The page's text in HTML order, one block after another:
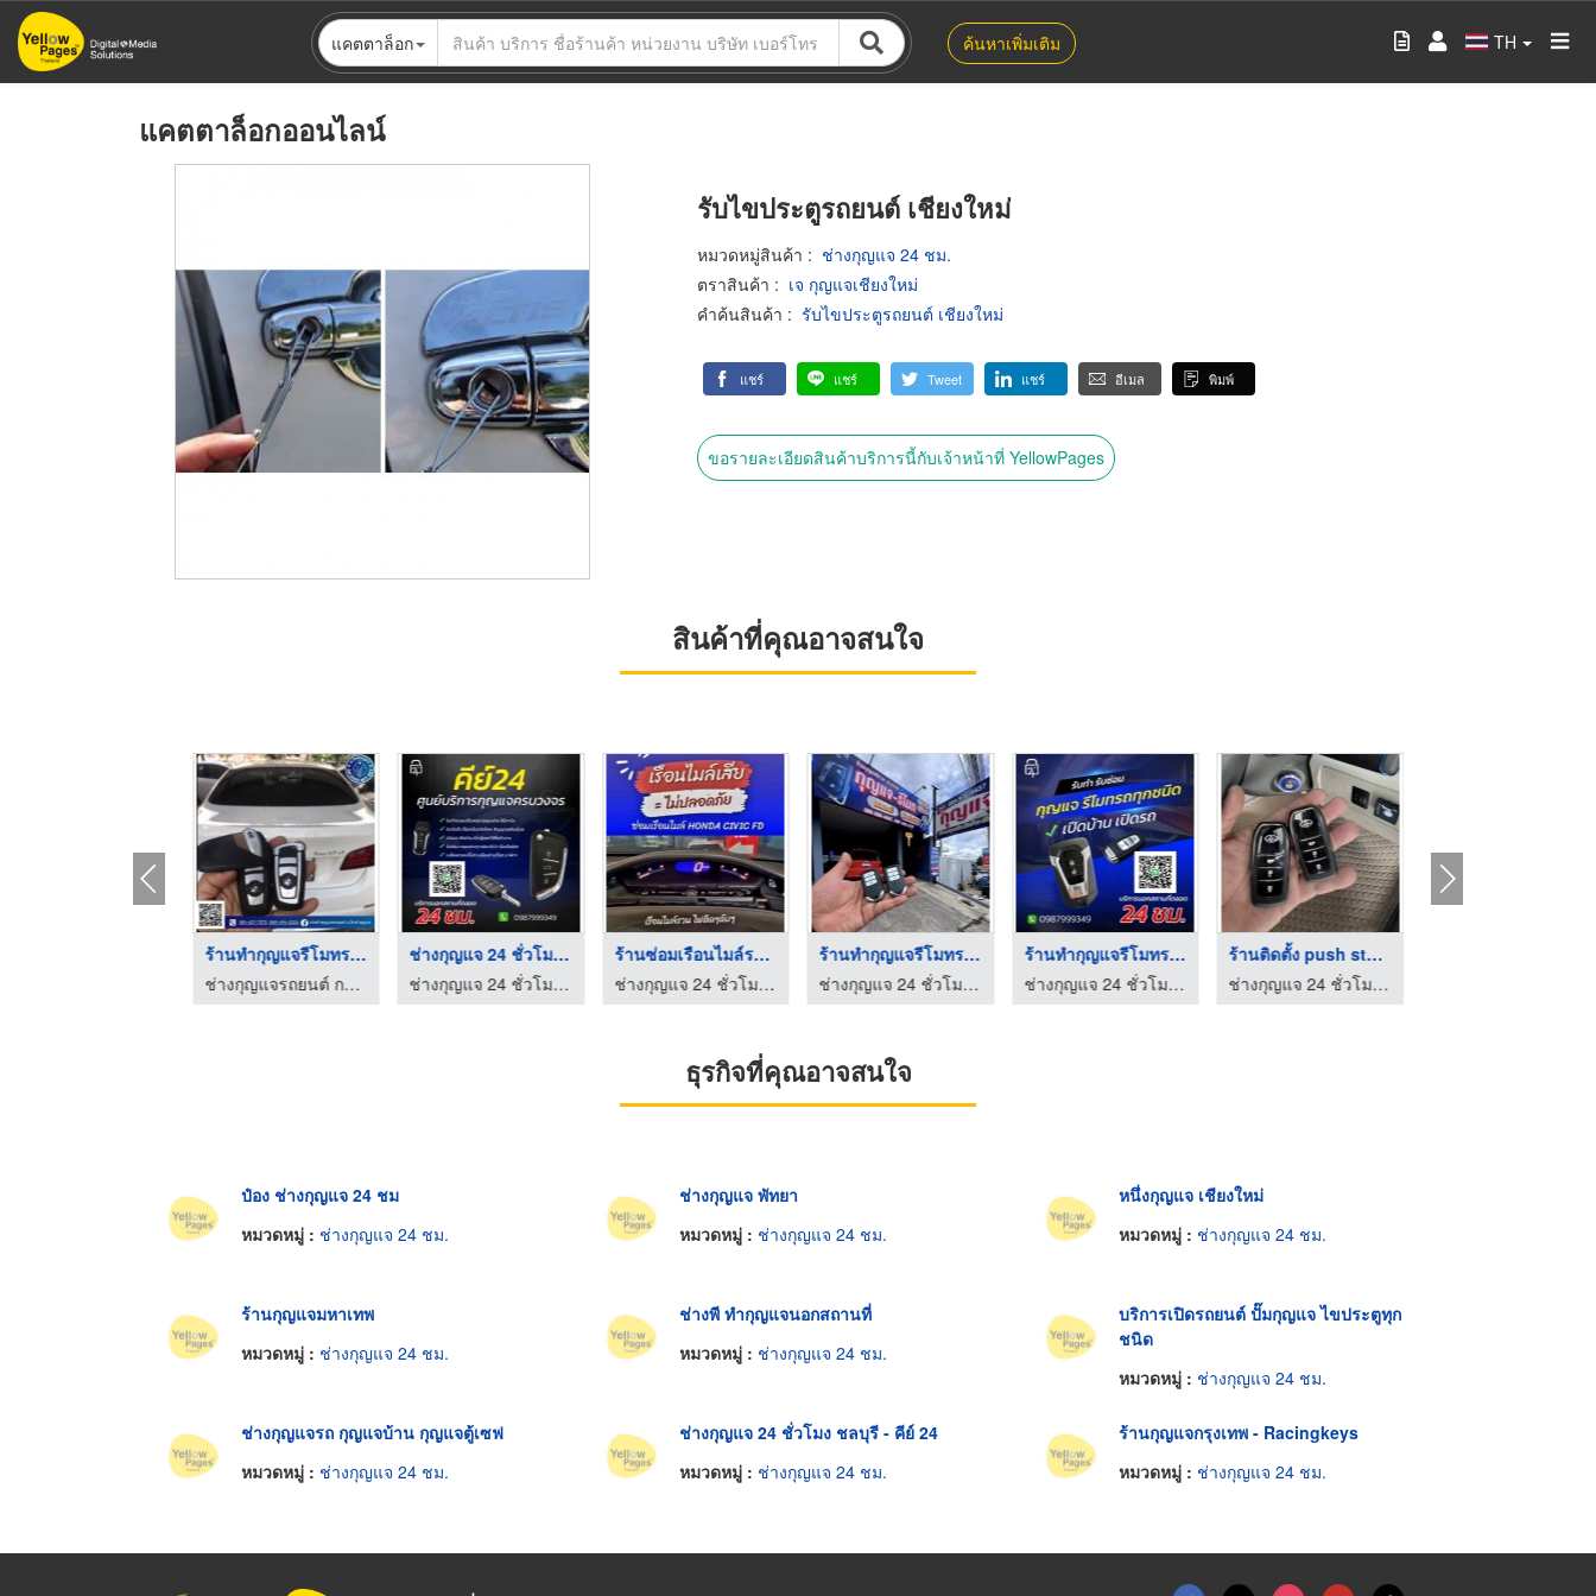
ข้าม
ไป
แคตตาล็อก ค้นหาเพิ่มเติม TH
แคตตาล็อกออนไลน์
รับไขประตูรถยนต์ เชียงใหม่
หมวดหมู่สินค้า : ช่างกุญแจ 24 ชม.
ตราสินค้า : เจ กุญแจเชียงใหม่
คำค้นสินค้า : รับไขประตูรถยนต์ เชียงใหม่
แชร์ แชร์ Tweet แชร์ อีเมล พิมพ์
ขอรายละเอียดสินค้าบริการนี้กับเจ้าหน้าที่ YellowPages
สินค้าที่คุณอาจสนใจ
ร้านทำกุญแจรีโมทรถย ...
ช่างกุญแจรถยนต์ กรุงเทพ - อ.วิทย์กุญแจ
ช่างกุญแจ 24 ชั่วโมง ...
ช่างกุญแจ 24 ชั่วโมง ชลบุรี - คีย์ 24
ร้านซ่อมเรือนไมล์รถย ...
ช่างกุญแจ 24 ชั่วโมง ชลบุรี - คีย์ 24
ร้านทํากุญแจรีโมทรถย ...
ช่างกุญแจ 24 ชั่วโมง ชลบุรี - คีย์ 24
ร้านทํากุญแจรีโมทรถย ...
ช่างกุญแจ 24 ชั่วโมง ชลบุรี - คีย์ 24
ร้านติดตั้ง push sta ...
ช่างกุญแจ 24 ชั่วโมง ชลบุรี - คีย์ 24
ธุรกิจที่คุณอาจสนใจ
ป๋อง ช่างกุญแจ 24 ชม
หมวดหมู่ : ช่างกุญแจ 24 ชม.
ช่างกุญแจ พัทยา
หมวดหมู่ : ช่างกุญแจ 24 ชม.
หนึ่งกุญแจ เชียงใหม่
หมวดหมู่ : ช่างกุญแจ 24 ชม.
ร้านกุญแจมหาเทพ
หมวดหมู่ : ช่างกุญแจ 24 ชม.
ช่างพี ทำกุญแจนอกสถานที่
หมวดหมู่ : ช่างกุญแจ 24 ชม.
บริการเปิดรถยนต์ ปั๊มกุญแจ ไขประตูทุก
ชนิด
หมวดหมู่ : ช่างกุญแจ 24 ชม.
ช่างกุญแจรถ กุญแจบ้าน กุญแจตู้เซฟ‎
หมวดหมู่ : ช่างกุญแจ 24 ชม.
ช่างกุญแจ 24 ชั่วโมง ชลบุรี - คีย์ 24
หมวดหมู่ : ช่างกุญแจ 24 ชม.
ร้านกุญแจกรุงเทพ - Racingkeys
หมวดหมู่ : ช่างกุญแจ 24 ชม.